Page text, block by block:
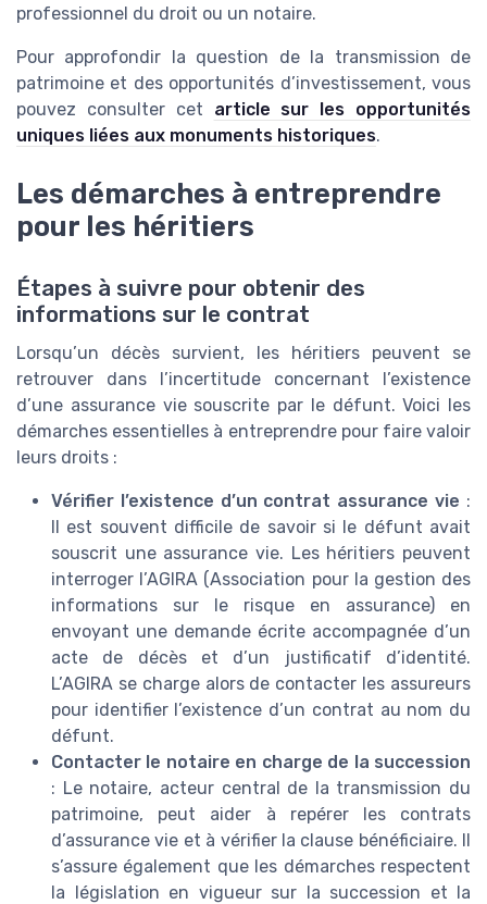
professionnel du droit ou un notaire.
Pour approfondir la question de la transmission de
patrimoine et des opportunités d’investissement, vous
pouvez consulter cet article sur les opportunités
uniques liées aux monuments historiques.
Les démarches à entreprendre
pour les héritiers
Étapes à suivre pour obtenir des
informations sur le contrat
Lorsqu’un décès survient, les héritiers peuvent se
retrouver dans l’incertitude concernant l’existence
d’une assurance vie souscrite par le défunt. Voici les
démarches essentielles à entreprendre pour faire valoir
leurs droits :
Vérifier l’existence d’un contrat assurance vie :
Il est souvent difficile de savoir si le défunt avait
souscrit une assurance vie. Les héritiers peuvent
interroger l’AGIRA (Association pour la gestion des
informations sur le risque en assurance) en
envoyant une demande écrite accompagnée d’un
acte de décès et d’un justificatif d’identité.
L’AGIRA se charge alors de contacter les assureurs
pour identifier l’existence d’un contrat au nom du
défunt.
Contacter le notaire en charge de la succession
: Le notaire, acteur central de la transmission du
patrimoine, peut aider à repérer les contrats
d’assurance vie et à vérifier la clause bénéficiaire. Il
s’assure également que les démarches respectent
la législation en vigueur sur la succession et la